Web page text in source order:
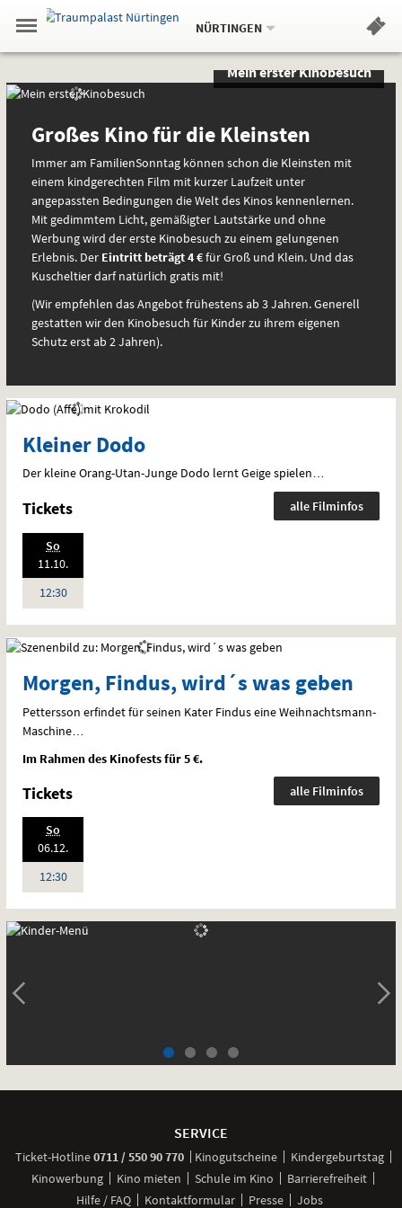
Springe
zum
,zum
.
Navigation
Service
Gehe
zur
Standortauswahl
Standort:
NÜRTINGEN.
Hinweis
Spezial
Sondervorstellungen
spezielle
Interessen
Mein erster Kinobesuch
Großes Kino für die Kleinsten
Immer am FamilienSonntag können schon die Kleinsten mit
einem kindgerechten Film mit kurzer Laufzeit unter
angepassten Bedingungen die Welt des Kinos kennenlernen.
Mit gedimmtem Licht, gemäßigter Lautstärke und ohne
Werbung wird der erste Kinobesuch zu einem gelungenen
Erlebnis. Der Eintritt beträgt 4 €für Groß und Klein. Und das
Kuscheltier darf natürlich gratis mit!
(Wir empfehlen das Angebot frühestens ab 3 Jahren. Generell
gestatten wir den Kinobesuch für Kinder zu ihrem eigenen
Schutz erst ab 2 Jahren).
Kleiner Dodo
Der kleine Orang-Utan-Junge Dodo lernt Geige spielen…
alle Filminfos
Tickets
Standardfassung
Sprache:
Deutsch
So
11.10.2026:
12:30Uhr
Morgen, Findus, wird´s was geben
Pettersson erfindet für seinen Kater Findus eine Weihnachtsmann-
Maschine…
Im Rahmen des Kinofests für 5 €.
alle Filminfos
Tickets
Standardfassung
Sprache:
Deutsch
So
06.12.2026:
12:30Uhr
SERVICE
Ticket-Hotline0711 / 550 90 770anrufen
Kinogutscheine
Kindergeburtstag
Kinowerbung
Kino mieten Schule im Kino
Barrierefreiheit
Hilfe / FAQ
Kontaktformular Presse Jobs